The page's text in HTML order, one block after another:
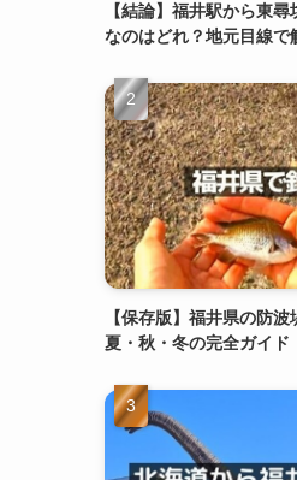
【結論】福井駅から東
なのはどれ？地元目線で
【保存版】福井県の防
夏・秋・冬の完全ガイド